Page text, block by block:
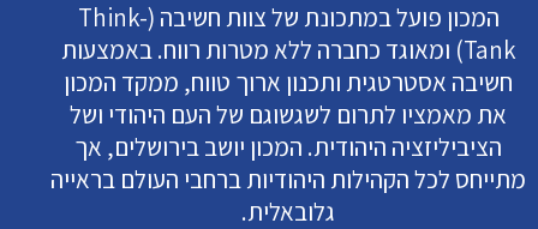
המכון פועל במתכונת של צוות חשיבה (Think-
Tank) ומאוגד כחברה ללא מטרות רווח. באמצעות
חשיבה אסטרטגית ותכנון ארוך טווח, ממקד המכון
את מאמציו לתרום לשגשוגם של העם היהודי ושל
הציביליזציה היהודית. המכון יושב בירושלים, אך
מתייחס לכל הקהילות היהודיות ברחבי העולם בראייה
גלובאלית.